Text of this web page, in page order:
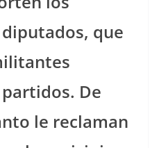
que
De
le reclaman